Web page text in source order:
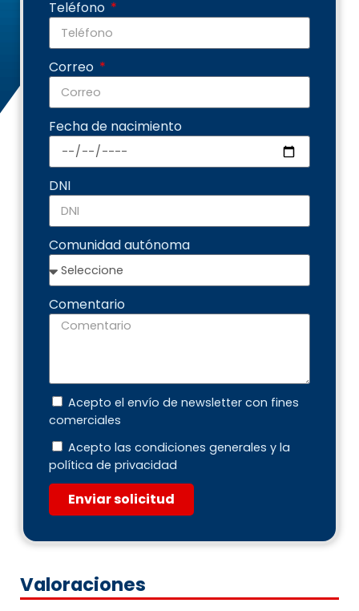
Teléfono
Correo
Fecha de nacimiento
DNI
Comunidad autónoma
Comentario
Acepto el envío de newsletter con fines
comerciales
Acepto las condiciones generales y la
política de privacidad
Enviar solicitud
Valoraciones